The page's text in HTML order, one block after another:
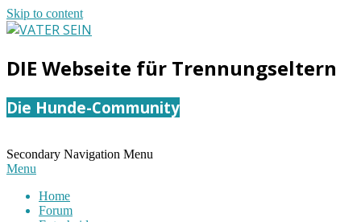
Skip to content
SEIN
DIE Webseite für Trennungseltern
Die Hunde-Community
Secondary Navigation Menu
Menu
Home
Forum